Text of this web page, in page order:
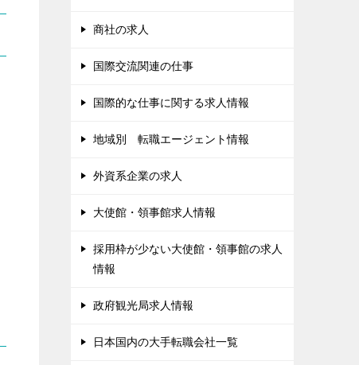
商社の求人
国際交流関連の仕事
国際的な仕事に関する求人情報
地域別 転職エージェント情報
外資系企業の求人
大使館・領事館求人情報
採用枠が少ない大使館・領事館の求人
情報
政府観光局求人情報
日本国内の大手転職会社一覧